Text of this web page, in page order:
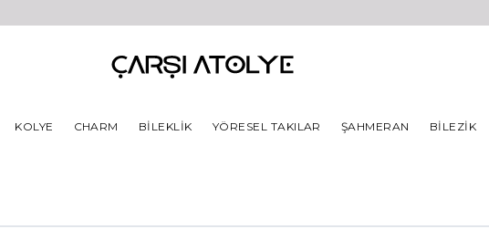
KOLYE CHARM BILEKLIK YÖRESEL TAKILAR ŞAHMERAN BILEZIK